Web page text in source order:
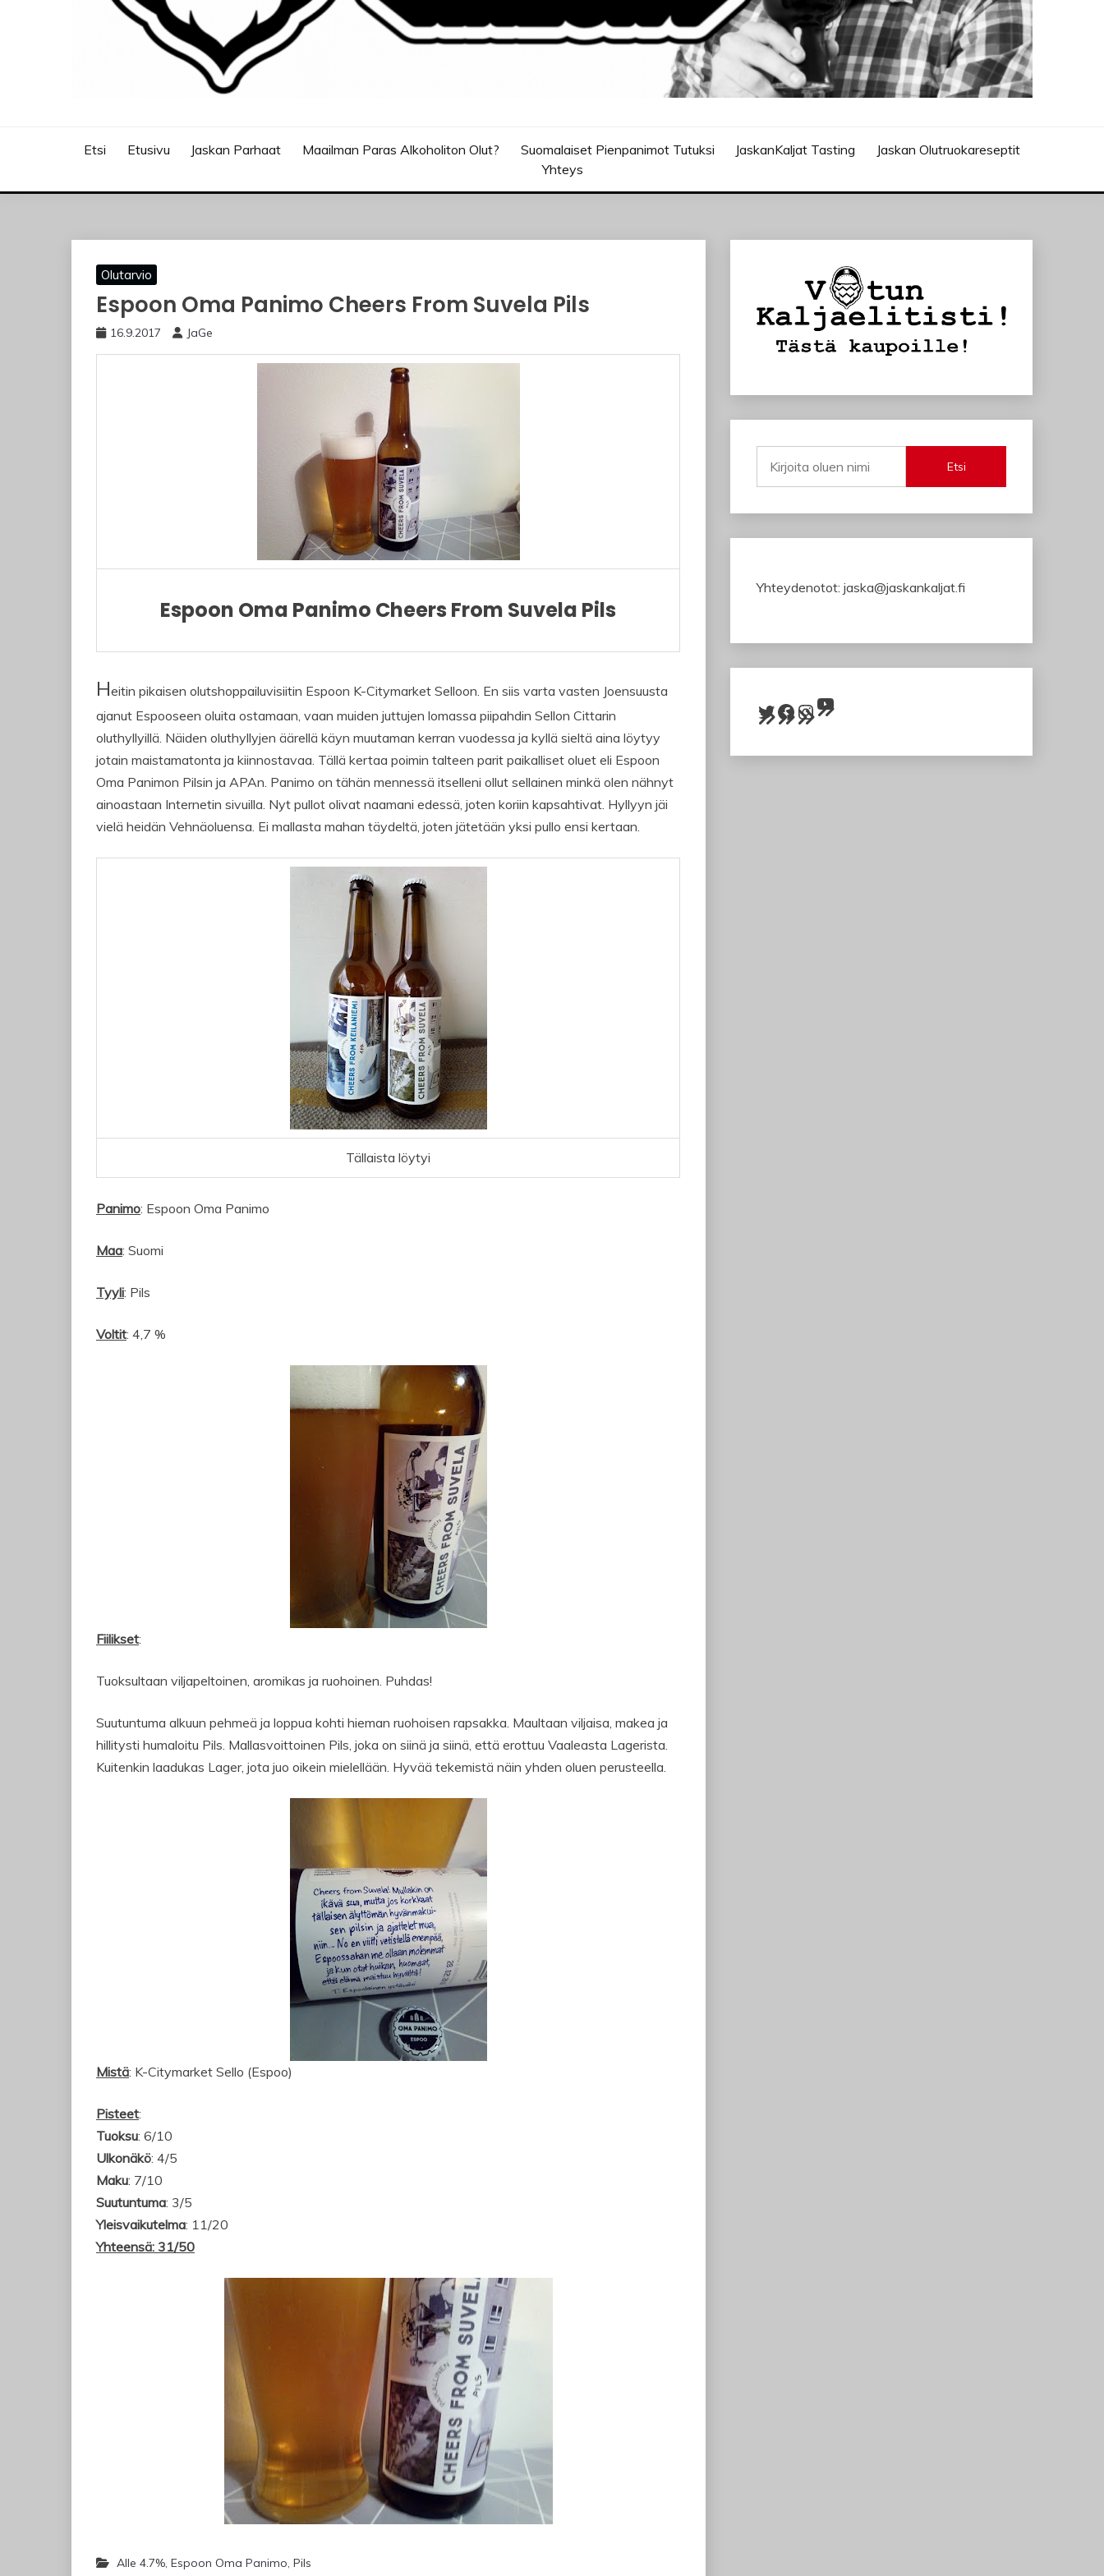
Etsi Etusivu Jaskan Parhaat Maailman Paras Alkoholiton Olut? Suomalaiset Pienpanimot Tutuksi JaskanKaljat Tasting
Jaskan Olutruokareseptit
Yhteys
Olutarvio
Espoon Oma Panimo Cheers From Suvela Pils
16.9.2017 JaGe
Espoon Oma Panimo Cheers From Suvela Pils
Heitin pikaisen olutshoppailuvisiitin Espoon K-Citymarket Selloon. En siis varta vasten Joensuusta
ajanut Espooseen oluita ostamaan, vaan muiden juttujen lomassa piipahdin Sellon Cittarin
oluthyllyillä. Näiden oluthyllyjen äärellä käyn muutaman kerran vuodessa ja kyllä sieltä aina löytyy
jotain maistamatonta ja kiinnostavaa. Tällä kertaa poimin talteen parit paikalliset oluet eli Espoon
Oma Panimon Pilsin ja APAn. Panimo on tähän mennessä itselleni ollut sellainen minkä olen nähnyt
ainoastaan Internetin sivuilla. Nyt pullot olivat naamani edessä, joten koriin kapsahtivat. Hyllyyn jäi
vielä heidän Vehnäoluensa. Ei mallasta mahan täydeltä, joten jätetään yksi pullo ensi kertaan.
Tällaista löytyi
Panimo: Espoon Oma Panimo
Maa: Suomi
Tyyli: Pils
Voltit: 4,7 %
Fiilikset:
Tuoksultaan viljapeltoinen, aromikas ja ruohoinen. Puhdas!
Suutuntuma alkuun pehmeä ja loppua kohti hieman ruohoisen rapsakka. Maultaan viljaisa, makea ja
hillitysti humaloitu Pils. Mallasvoittoinen Pils, joka on siinä ja siinä, että erottuu Vaaleasta Lagerista.
Kuitenkin laadukas Lager, jota juo oikein mielellään. Hyvää tekemistä näin yhden oluen perusteella.
Mistä: K-Citymarket Sello (Espoo)
Pisteet:
Tuoksu: 6/10
Ulkonäkö: 4/5
Maku: 7/10
Suutuntuma: 3/5
Yleisvaikutelma: 11/20
Yhteensä: 31/50
Alle 4.7%, Espoon Oma Panimo, Pils
Etsi
Yhteydenotot: jaska@jaskankaljat.fi
Twitter Facebook InstagramYouTube